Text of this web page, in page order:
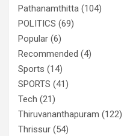
Pathanamthitta (104)
POLITICS (69)
Popular (6)
Recommended (4)
Sports (14)
SPORTS (41)
Tech (21)
Thiruvananthapuram (122)
Thrissur (54)